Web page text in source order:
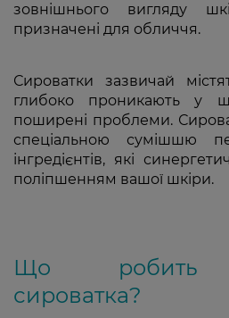
зовнішнього вигляду
призначені для обличчя.
Сироватки зазвичай
глибоко проникають у
поширені проблеми.
спеціальною сумішшю
інгредієнтів, які
поліпшенням вашої шкіри.
Що робить
сироватка?